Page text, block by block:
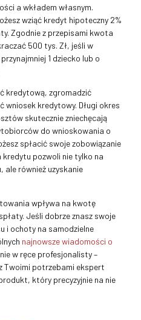
a wkładem własnym.
wziąć kredyt hipoteczny 2%
Zgodnie z przepisami kwota
500 tys. Zł, jeśli w
1 dziecko lub o
kredytową, zgromadzić
wniosek kredytowy. Długi okres
skutecznie zniechęcają
do wnioskowania o
spłacić swoje zobowiązanie
kredytu pozwoli nie tylko na
ale również uzyskanie
wpływa na kwotę
Jeśli dobrze znasz swoje
i ochoty na samodzielne
najnowsze wiadomości o
w ręce profesjonalisty –
Twoimi potrzebami ekspert
który precyzyjnie na nie